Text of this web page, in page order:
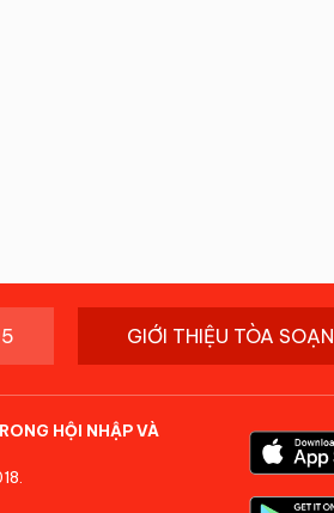
GIỚI THIỆU TÒA SOẠN
HỘI NHẬP VÀ